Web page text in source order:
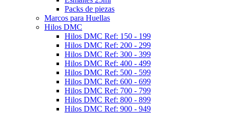
Packs de piezas
Marcos para Huellas
Hilos DMC
Hilos DMC Ref: 150 - 199
Hilos DMC Ref: 200 - 299
Hilos DMC Ref: 300 - 399
Hilos DMC Ref: 400 - 499
Hilos DMC Ref: 500 - 599
Hilos DMC Ref: 600 - 699
Hilos DMC Ref: 700 - 799
Hilos DMC Ref: 800 - 899
Hilos DMC Ref: 900 - 949